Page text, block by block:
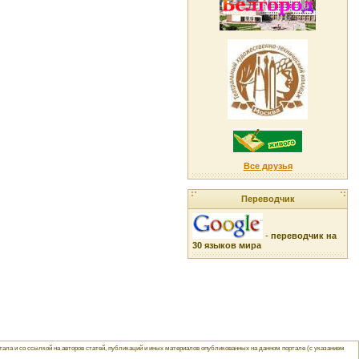
Все друзья
Переводчик
- переводчик на
30 языков мира
и со ссылкой на авторов статей, публикаций и иных материалов опубликованных на данном портале (с указанием